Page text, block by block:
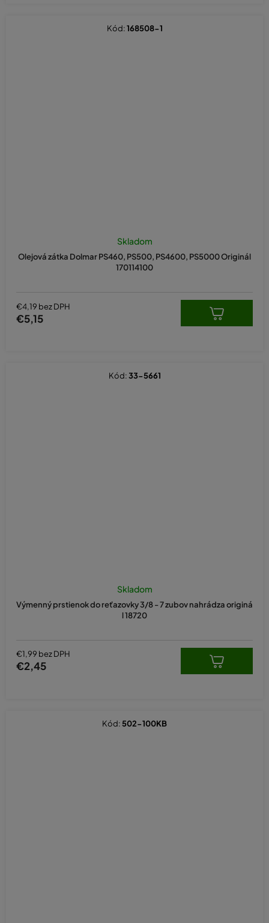
Olejová zátka Dolmar PS460, PS500, PS4600, PS5000 Originál
170114100
Skladom
€4,19 bez DPH
€5,15
Kód:168508-1
Výmenný prstienok do reťazovky 3/8 - 7 zubov nahrádza originá
l 18720
Skladom
€1,99 bez DPH
€2,45
Kód:33-5661
Kód: 502-100KB